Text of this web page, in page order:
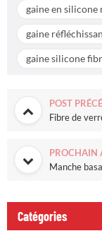
gaine en silicone
gaine
gaine silicone
POST
Fibre de
PROCHAIN
Manche
Catégories